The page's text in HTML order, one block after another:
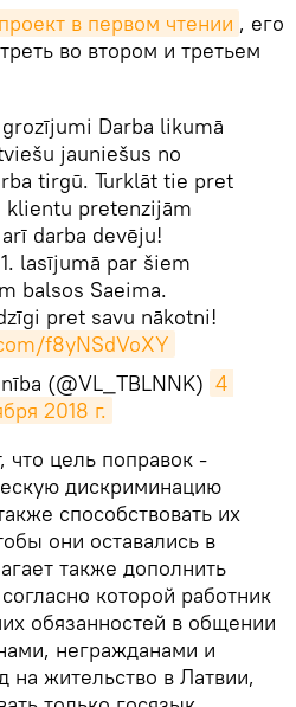
в первом чтении , его
во втором и третьем
Darba likumā
jauniešus no
tirgū. Turklāt tie pret
klientu pretenzijām
darba devēju!
lasījumā par šiem
balsos Saeima.
pret savu nākotni!
f8yNSdVoXY
(@VL_TBLNNK) 4
2018 г.
что цель поправок -
дискриминацию
способствовать их
они оставались в
также дополнить
которой работник
обязанностей в общении
негражданами и
жительство в Латвии,